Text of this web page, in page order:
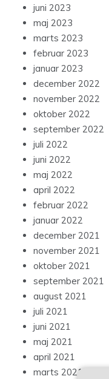
juni 2023
maj 2023
marts 2023
februar 2023
januar 2023
december 2022
november 2022
oktober 2022
september 2022
juli 2022
juni 2022
maj 2022
april 2022
februar 2022
januar 2022
december 2021
november 2021
oktober 2021
september 2021
august 2021
juli 2021
juni 2021
maj 2021
april 2021
marts 2021